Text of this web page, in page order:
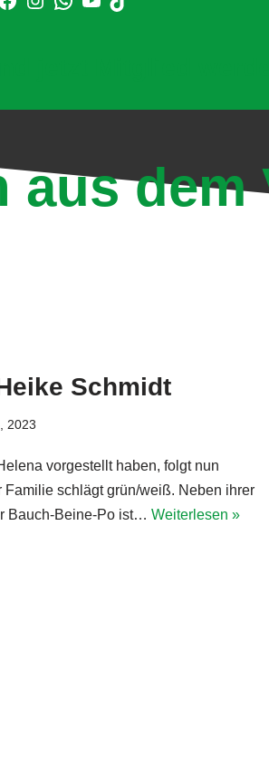
aus dem
Schmidt
2023
vorgestellt haben, folgt nun
Familie schlägt grün/weiß. Neben ihrer
Bauch-Beine-Po ist…Weiterlesen »